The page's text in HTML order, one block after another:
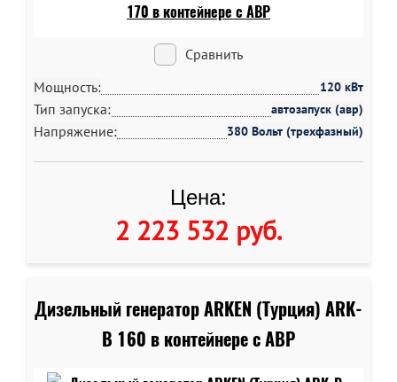
Сравнить
Мощность:
120 кВт
Тип запуска: автозапуск (авр)
Напряжение: 380 Вольт (трехфазный)
Цена:
2 223 532 руб.
Дизельный генератор ARKEN (Турция) ARK-
B 160 в контейнере c АВР